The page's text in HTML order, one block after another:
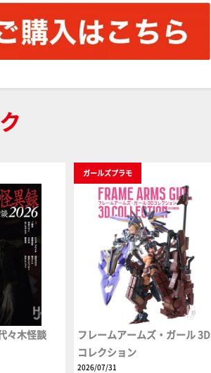
々木怪談
ガールズプラモ
フレームアームズ・ガール 3D
コレクション
2026/07/31